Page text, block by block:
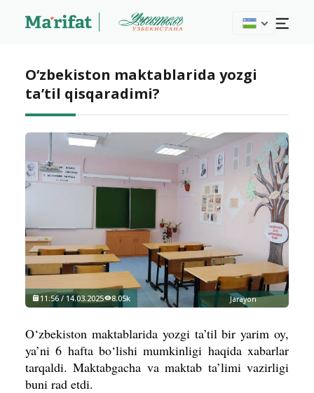
O‘zbekiston maktablarida yozgi
ta’til qisqaradimi?
Jarayon
11:56 / 14.03.2025 8.05k
O‘zbekiston maktablarida yozgi ta’til bir yarim oy,
ya’ni 6 hafta bo‘lishi mumkinligi haqida xabarlar
tarqaldi. Maktabgacha va maktab ta’limi vazirligi
buni rad etdi.